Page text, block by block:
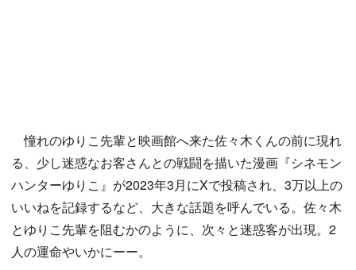
憧れのゆりこ先輩と映画館へ来た佐々木くんの前に現れ
る、少し迷惑なお客さんとの戦闘を描いた漫画『シネモン
ハンターゆりこ』が2023年3月にXで投稿され、3万以上の
いいねを記録するなど、大きな話題を呼んでいる。佐々木
とゆりこ先輩を阻むかのように、次々と迷惑客が出現。2
人の運命やいかにーー。